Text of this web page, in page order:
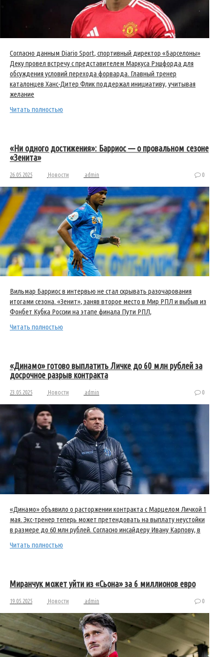
Согласно данным Diario Sport, спортивный директор «Барселоны»
Деку провел встречу с представителем Маркуса Рэшфорда для
обсуждения условий перехода форварда. Главный тренер
каталонцев Ханс-Дитер Флик поддержал инициативу, учитывая
желание
Читать полностью
«Ни одного достижения»: Барриос — о провальном сезоне
«Зенита»
26.05.2025 Новости admin 0
Вильмар Барриос в интервью не стал скрывать разочарования
итогами сезона. «Зенит», заняв второе место в Мир РПЛ и выбыв из
Фонбет Кубка России на этапе финала Пути РПЛ,
Читать полностью
«Динамо» готово выплатить Личке до 60 млн рублей за
досрочное разрыв контракта
23.05.2025 Новости admin 0
«Динамо» объявило о расторжении контракта с Марцелом Личкой 1
мая. Экс-тренер теперь может претендовать на выплату неустойки
в размере до 60 млн рублей. Согласно инсайдеру Ивану Карпову, в
Читать полностью
Миранчук может уйти из «Сьона» за 6 миллионов евро
19.05.2025 Новости admin 0